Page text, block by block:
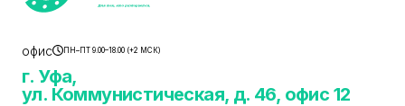
офис ПН–ПТ 9.00–18.00 (+2 МСК)
г. Уфа,
ул. Коммунистическая, д. 46, офис 12